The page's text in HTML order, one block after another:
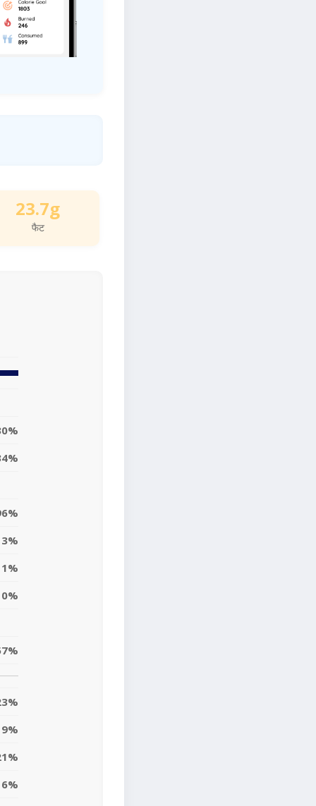
23.7g
फैट
1%
0%
9%
6%